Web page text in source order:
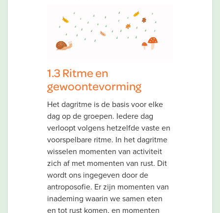
1.3 Ritme en
gewoontevorming
Het dagritme is de basis voor elke
dag op de groepen. Iedere dag
verloopt volgens hetzelfde vaste en
voorspelbare ritme. In het dagritme
wisselen momenten van activiteit
zich af met momenten van rust. Dit
wordt ons ingegeven door de
antroposofie. Er zijn momenten van
inademing waarin we samen eten
en tot rust komen, en momenten